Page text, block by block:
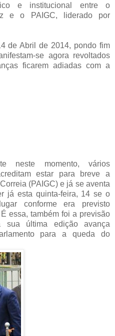
e institucional entre o
e o PAIGC, liderado por
de Abril de 2014, pondo fim
se agora revoltados
ficarem adiadas com a
neste momento, vários
estar para breve a
(PAIGC) e já se aventa
já esta quinta-feira, 14 se o
conforme era previsto
essa, também foi a previsão
última edição avança
para a queda do